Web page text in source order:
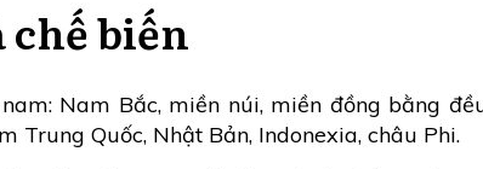
chế biến
Nam Bắc, miền núi, miền đồng bằng
Trung Quốc, Nhật Bản, Indonexia, châu Phi.